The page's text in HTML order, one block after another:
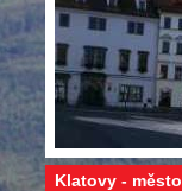
Klatovy - město